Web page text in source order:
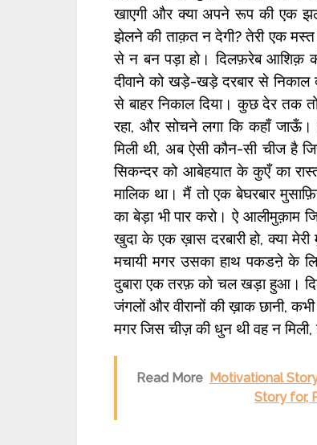
खाएगी और क्या अपने रूप की एक
झेलने की ताक़त न देगी? तेरी एक
से न बन पड़ा हो। दिलफ़रेब आशिक़
दीवाने को खड़े-खड़े दरबार से निकाल
से बाहर निकाल दिया। कुछ देर तक
रहा, और सोचने लगा कि कहाँ
मिली थी, अब ऐसी कौन-सी चीज है
सिकन्दर को आबेहयात के कुएँ का
मालिक था। मैं तो एक बेघरबार
का बेड़ा भी पार करो। ऐ
खुदा के एक ख़ास दरबारी हो, क्या
मचायी मगर उसका हाथ पकडऩे के
दुबारा एक तरफ़ को चल खड़ा हुआ।
जंगलों और वीरानों की ख़ाक छानी, कभी
मगर जिस चीज़ की धुन थी वह न
Read More Motivational
Story for,